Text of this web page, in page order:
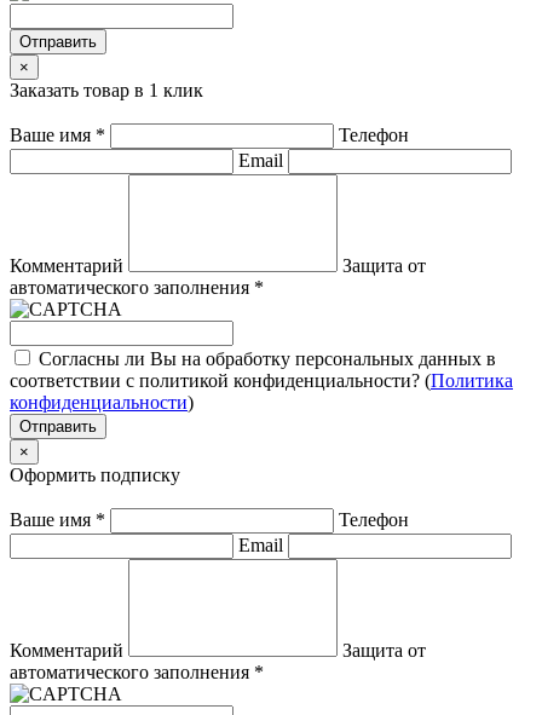
Отправить
×
Заказать товар в 1 клик
Ваше имя *
Телефон
Email
Комментарий
Защита от
автоматического заполнения *
Согласны ли Вы на обработку персональных данных в
соответствии с политикой конфиденциальности? (Политика
конфиденциальности)
Отправить
×
Оформить подписку
Ваше имя *
Телефон
Email
Комментарий
Защита от
автоматического заполнения *